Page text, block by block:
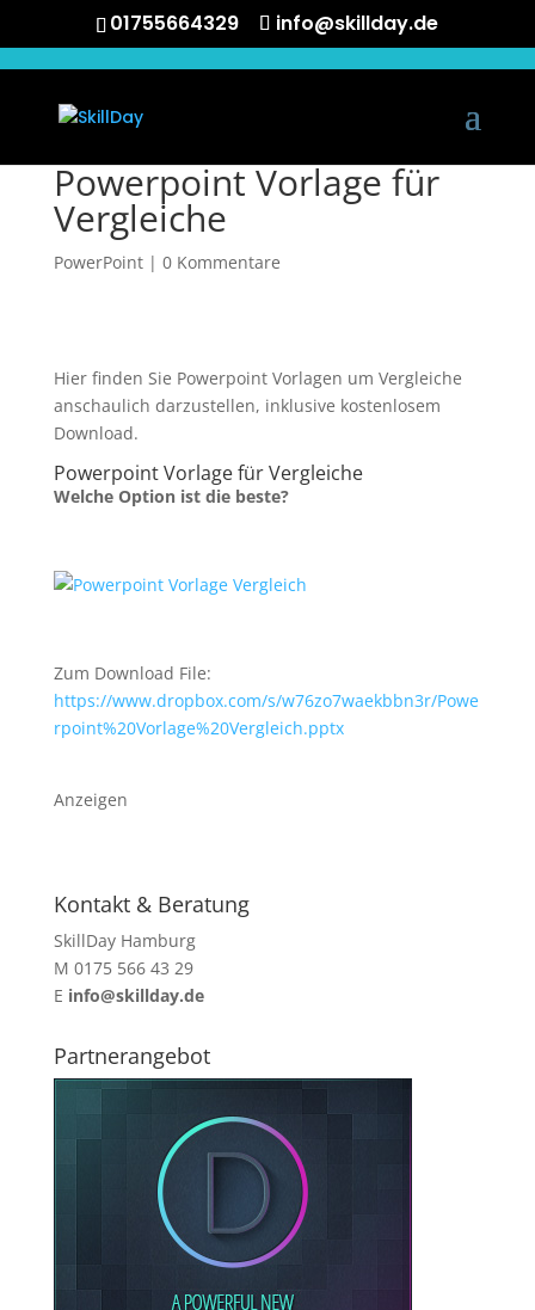
01755664329 info@skillday.de
Powerpoint Vorlage für
Vergleiche
PowerPoint| 0 Kommentare
Hier finden Sie Powerpoint Vorlagen um Vergleiche
anschaulich darzustellen, inklusive kostenlosem
Download.
Powerpoint Vorlage für Vergleiche
Welche Option ist die beste?
Zum Download File:
https://www.dropbox.com/s/w76zo7waekbbn3r/Powe
rpoint%20Vorlage%20Vergleich.pptx
Anzeigen
Kontakt & Beratung
SkillDay Hamburg
M 0175 566 43 29
E info@skillday.de
Partnerangebot